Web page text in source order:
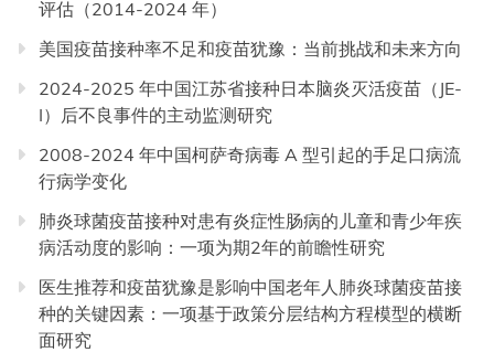
评估（2014-2024 年）
美国疫苗接种率不足和疫苗犹豫：当前挑战和未来方向
2024-2025 年中国江苏省接种日本脑炎灭活疫苗（JE-
I）后不良事件的主动监测研究
2008-2024 年中国柯萨奇病毒 A 型引起的手足口病流
行病学变化
肺炎球菌疫苗接种对患有炎症性肠病的儿童和青少年疾
病活动度的影响：一项为期2年的前瞻性研究
医生推荐和疫苗犹豫是影响中国老年人肺炎球菌疫苗接
种的关键因素：一项基于政策分层结构方程模型的横断
面研究